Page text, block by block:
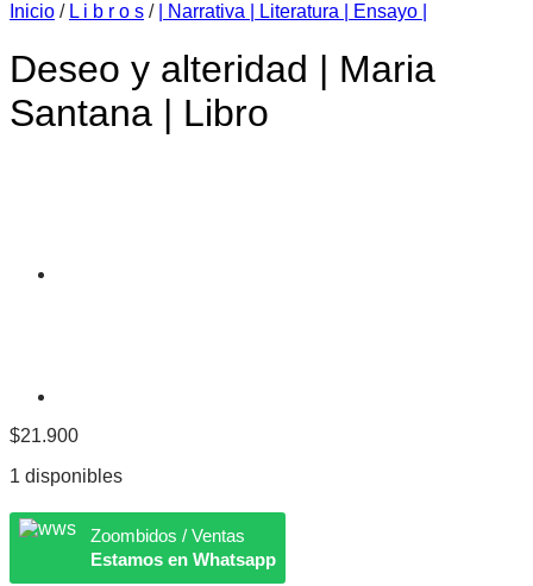
Inicio / L i b r o s / | Narrativa | Literatura | Ensayo |
Deseo y alteridad | Maria
Santana | Libro
$21.900
1 disponibles
Zoombidos / Ventas
Estamos en Whatsapp